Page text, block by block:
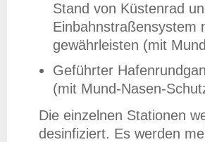
Stand von Küstenrad
Einbahnstraßensystem
gewährleisten (mit
Geführter
(mit Mund-Nasen-
Die einzelnen Stationen
desinfiziert. Es werden